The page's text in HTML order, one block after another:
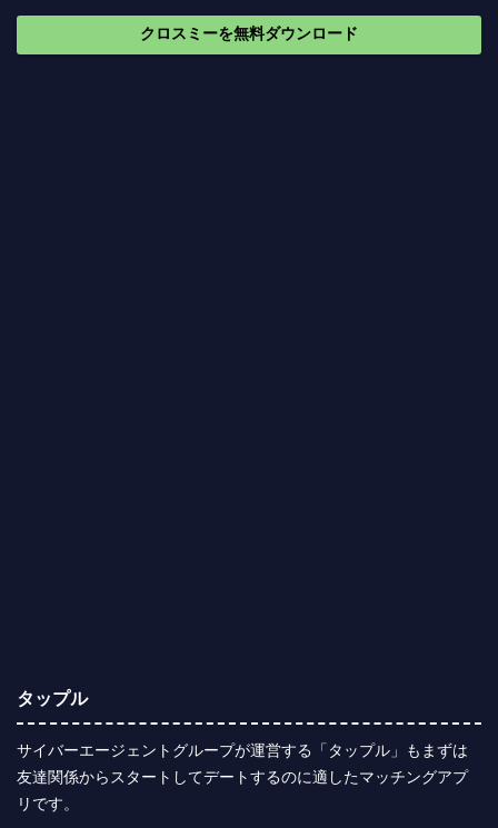
クロスミーを無料ダウンロード
タップル
サイバーエージェントグループが運営する「タップル」もまずは
友達関係からスタートしてデートするのに適したマッチングアプ
リです。